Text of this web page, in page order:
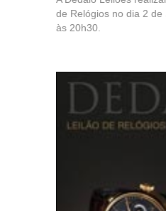
de Relógios no dia 2 de
às 20h30.